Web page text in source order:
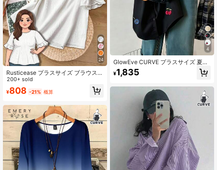
24
Rusticease プラスサイズ ブラウス
リーフヘム 半袖 シンプルファッショ
ン カジュアル デイリー バケーショ
ン レディース 春夏、ウエスタンウェ
ビーチ
200+ sold
¥808 -21% 概算
4
GlowEve CURVE プラスサイズ 夏用
カジュアル フルーツ刺繍シャツ
¥1,835